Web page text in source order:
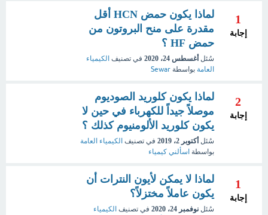
1
إجابة
لماذا يكون حمض HCN أقل
مقدرة على منح البروتون من
حمض HF ؟
سُئل أغسطس 24، 2020 في تصنيف الكيمياء
العامة بواسطة Sewar
2
إجابة
لماذا يكون كلوريد الصوديوم
موصلاً جيداً للكهرباء في حين لا
يكون كلوريد الألومنيوم كذلك ؟
سُئل أكتوبر 2، 2019 في تصنيف الكيمياء العامة
بواسطة اسألني كيمياء
1
إجابة
لماذا لا يمكن لأيون النترات أن
يكون عاملاً مختزلاً؟
سُئل نوفمبر 24، 2020 في تصنيف الكيمياء